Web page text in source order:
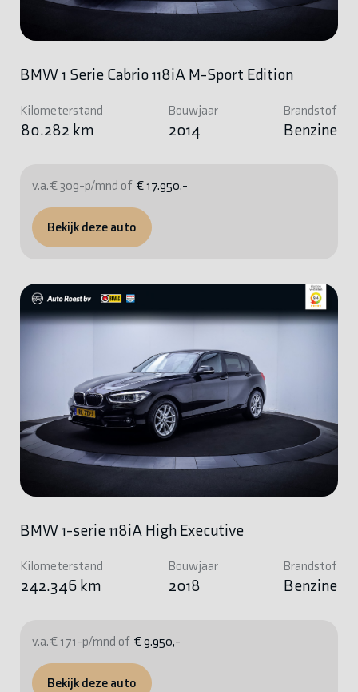
BMW 1 Serie Cabrio 118iA M-Sport Edition
Kilometerstand
80.282 km
Bouwjaar
2014
Brandstof
Benzine
v.a. € 309-p/mnd of € 17.950,-
Bekijk deze auto
BMW 1-serie 118iA High Executive
Kilometerstand
242.346 km
Bouwjaar
2018
Brandstof
Benzine
v.a. € 171-p/mnd of € 9.950,-
Bekijk deze auto